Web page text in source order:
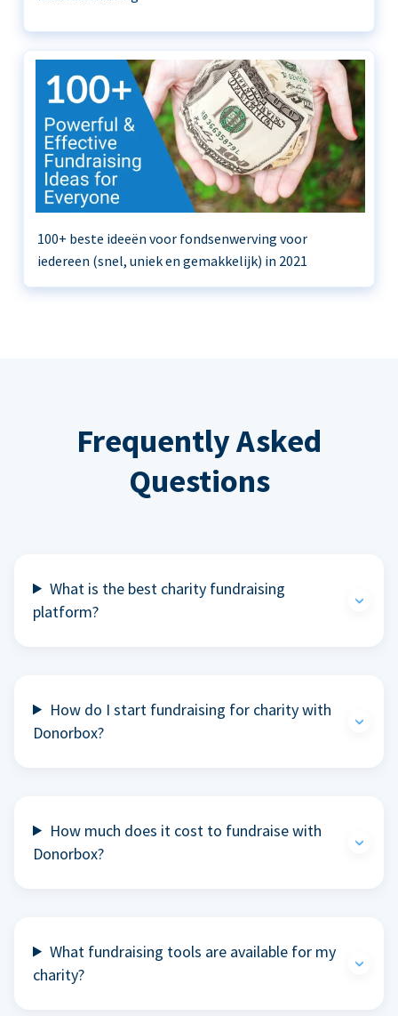
100+ beste ideeën voor fondsenwerving voor
iedereen (snel, uniek en gemakkelijk) in 2021
Frequently Asked
Questions
What is the best charity fundraising
platform?
How do I start fundraising for charity with
Donorbox?
How much does it cost to fundraise with
Donorbox?
What fundraising tools are available for my
charity?